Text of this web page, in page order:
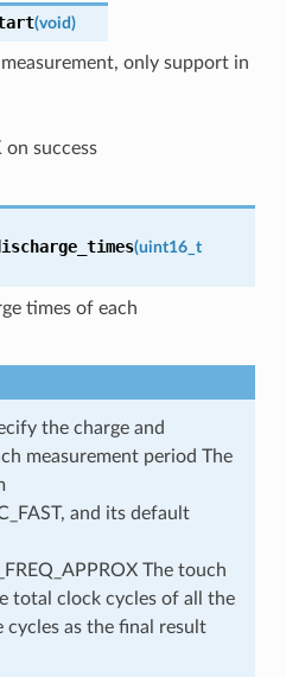
(void)
only support in
on success
(uint16_t
times of each
the charge and
measurement period The
and its default
The touch
total clock cycles of all the
cycles as the final result